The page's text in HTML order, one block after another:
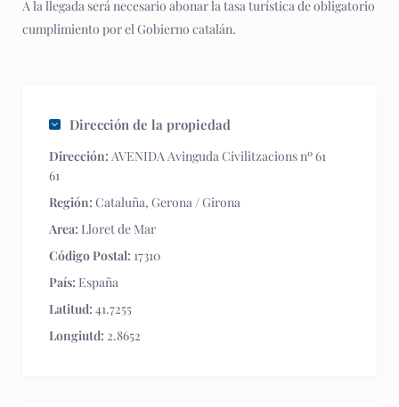
A la llegada será necesario abonar la tasa turística de obligatorio
cumplimiento por el Gobierno catalán.
Dirección de la propiedad
Dirección: AVENIDA Avinguda Civilitzacions nº 61
61
Región: Cataluña, Gerona / Girona
Area: Lloret de Mar
Código Postal: 17310
País: España
Latitud: 41.7255
Longiutd: 2.8652